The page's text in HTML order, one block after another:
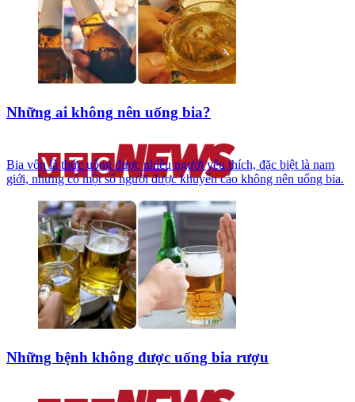
Những ai không nên uống bia?
Bia vốn là thức uống được nhiều người yêu thích, đặc biệt là nam
giới, nhưng có một số người được khuyến cáo không nên uống bia.
Những bệnh không được uống bia rượu